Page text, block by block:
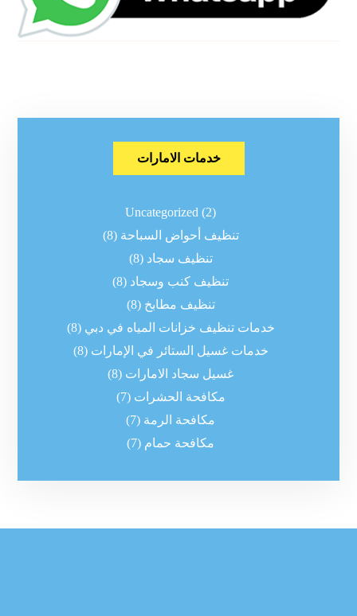
خدمات الامارات
Uncategorized (2)
تنظيف أحواض السباحة (8)
تنظيف سجاد (8)
تنظيف كنب وسجاد (8)
تنظيف مطابخ (8)
خدمات تنظيف خزانات المياه في دبي (8)
خدمات غسيل الستائر في الإمارات (8)
غسيل سجاد الامارات (8)
مكافحة الحشرات (7)
مكافحة الرمة (7)
مكافحة حمام (7)